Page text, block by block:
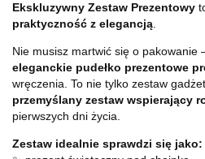
Ekskluzywny Zestaw Prezentowy
praktyczność z elegancją
Nie musisz martwić się o pakowanie
eleganckie pudełko prezentowe
wręczenia. To nie tylko zestaw
przemyślany zestaw wspierający
pierwszych dni życia.
Zestaw idealnie sprawdzi się jako: